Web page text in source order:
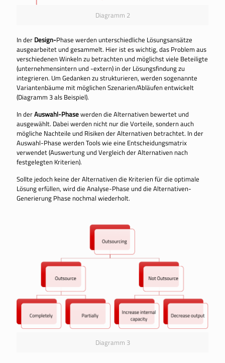
Diagramm 2
In der Design-Phase werden unterschiedliche Lösungsansätze
ausgearbeitet und gesammelt. Hier ist es wichtig, das Problem aus
verschiedenen Winkeln zu betrachten und möglichst viele Beteiligte
(unternehmensintern und -extern) in der Lösungsfindung zu
integrieren. Um Gedanken zu strukturieren, werden sogenannte
Variantenbäume mit möglichen Szenarien/Abläufen entwickelt
(Diagramm 3 als Beispiel).
In derAuswahl-Phasewerden die Alternativen bewertet und
ausgewählt. Dabei werden nicht nur die Vorteile, sondern auch
mögliche Nachteile und Risiken der Alternativen betrachtet. In der
Auswahl-Phase werden Tools wie eine Entscheidungsmatrix
verwendet (Auswertung und Vergleich der Alternativen nach
festgelegten Kriterien).
Sollte jedoch keine der Alternativen die Kriterien für die optimale
Lösung erfüllen, wird die Analyse-Phase und die Alternativen-
Generierung Phase nochmal wiederholt.
Diagramm 3